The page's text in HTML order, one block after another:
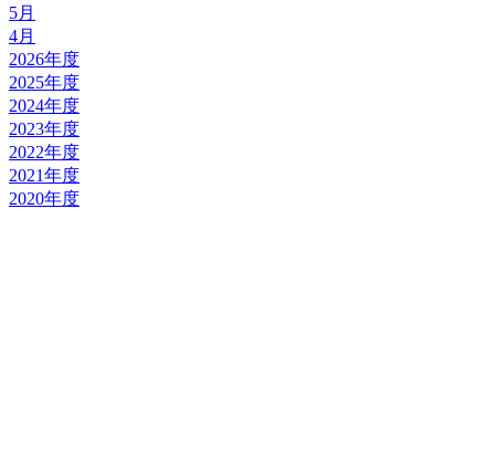
5月
4月
2026年度
2025年度
2024年度
2023年度
2022年度
2021年度
2020年度